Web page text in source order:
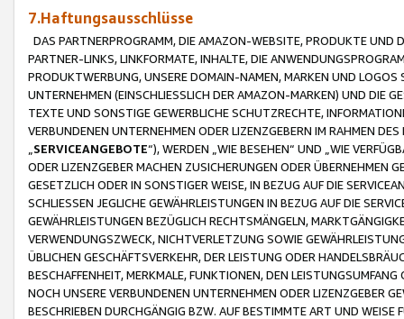
7.Haftungsausschlüsse
DAS PARTNERPROGRAMM, DIE AMAZON-WEBSITE, PRODUKTE UND
PARTNER-LINKS, LINKFORMATE, INHALTE, DIE
PRODUKTWERBUNG, UNSERE DOMAIN-NAMEN, MARKEN UND
UNTERNEHMEN (EINSCHLIESSLICH DER AMAZON-MARKEN) UND DIE
TEXTE UND SONSTIGE GEWERBLICHE SCHUTZRECHTE,
VERBUNDENEN UNTERNEHMEN ODER LIZENZGEBERN IM RAHMEN
SERVICEANGEBOTE“), WERDEN „WIE BESEHEN“ UND „WIE
ODER LIZENZGEBER MACHEN ZUSICHERUNGEN ODER ÜBERNEHMEN
GESETZLICH ODER IN SONSTIGER WEISE, IN BEZUG AUF DIE
SCHLIESSEN JEGLICHE GEWÄHRLEISTUNGEN IN BEZUG AUF DIE
GEWÄHRLEISTUNGEN BEZÜGLICH RECHTSMÄNGELN,
VERWENDUNGSZWECK, NICHTVERLETZUNG SOWIE
ÜBLICHEN GESCHÄFTSVERKEHR, DER LEISTUNG ODER
BESCHAFFENHEIT, MERKMALE, FUNKTIONEN, DEN
NOCH UNSERE VERBUNDENEN UNTERNEHMEN ODER LIZENZGEBER
BESCHRIEBEN DURCHGÄNGIG BZW. AUF BESTIMMTE ART UND